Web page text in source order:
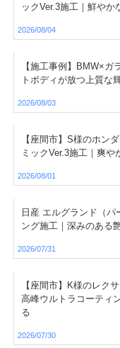
ックVer.3施工｜鮮や
2026/08/04
【施工事例】BMW×ガ
トボディが放つ上質な
2026/08/03
【座間市】S様のホン
ミックVer.3施工｜爽
2026/08/01
日産 エルグランド（パ
ング施工｜深みのある
2026/07/31
【座間市】K様のレク
高峰ウルトラコーティ
る
2026/07/30